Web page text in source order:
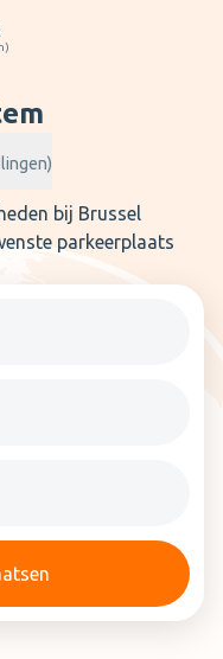
)
)
bij Brussel
parkeerplaats